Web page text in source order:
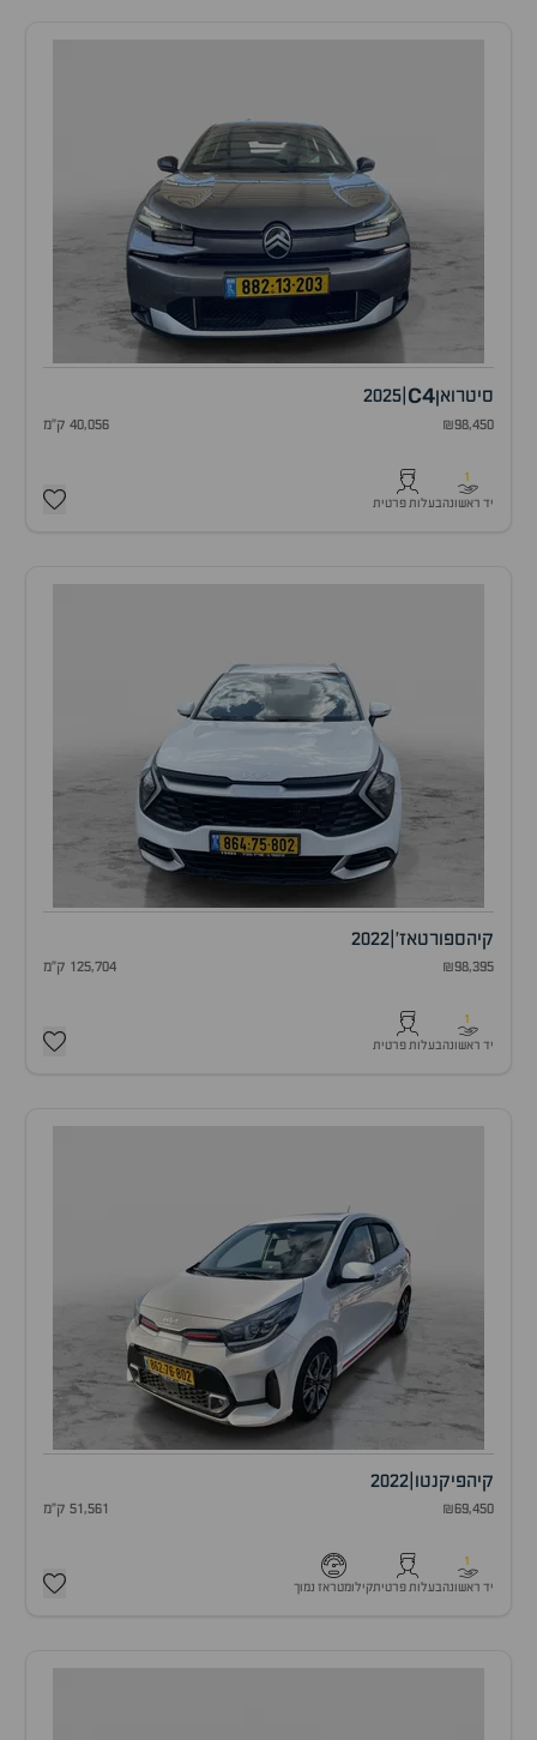
סיטרואןC4
2025
₪98,450 40,056 ק"מ
1
יד ראשונהבעלות פרטית
קיהספורטאז' 2022
₪98,395 125,704 ק"מ
1
יד ראשונהבעלות פרטית
קיהפיקנטו 2022
₪69,450 51,561 ק"מ
1
יד ראשונהבעלות פרטיתקילומטראז נמוך